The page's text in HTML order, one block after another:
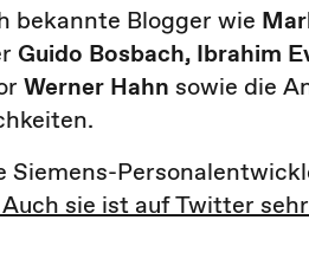
bekannte Blogger wie
Guido Bosbach, Ibrahim
Werner Hahn sowie die
Siemens-
Auch sie ist auf Twitter